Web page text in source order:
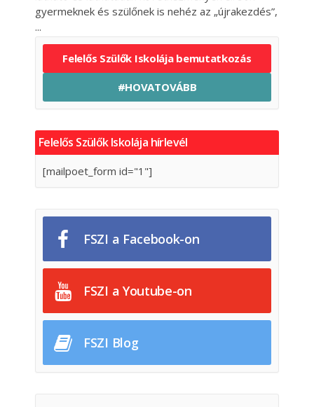
gyermeknek és szülőnek is nehéz az „újrakezdés”,
Felelős Szülők Iskolája bemutatkozás
#HOVATOVÁBB
Felelős Szülők Iskolája hírlevél
[mailpoet_form id="1"]
FSZI a Facebook-on
FSZI a Youtube-on
FSZI Blog